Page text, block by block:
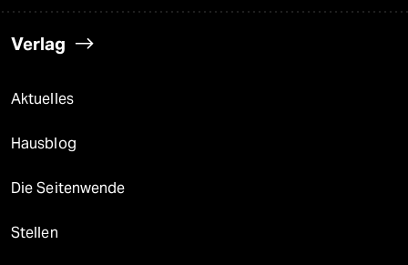
Verlag
Aktuelles
Hausblog
Die Seitenwende
Stellen